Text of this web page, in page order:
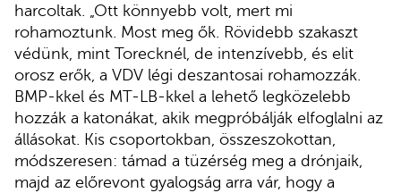
harcoltak. „Ott könnyebb volt, mert mi
rohamoztunk. Most meg ők. Rövidebb szakaszt
védünk, mint Torecknél, de intenzívebb, és elit
orosz erők, a VDV légi deszantosai rohamozzák.
BMP-kkel és MT-LB-kkel a lehető legközelebb
hozzák a katonákat, akik megpróbálják elfoglalni az
állásokat. Kis csoportokban, összeszokottan,
módszeresen: támad a tüzérség meg a drónjaik,
majd az előrevont gyalogság arra vár, hogy a